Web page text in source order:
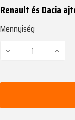
Renault és Dacia
Mennyiség